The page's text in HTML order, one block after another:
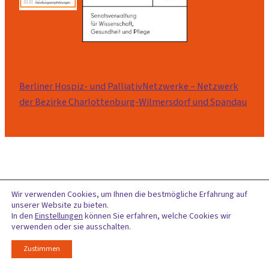
Berliner Hospiz- und PalliativNetzwerke – Netzwerk
der Bezirke Charlottenburg-Wilmersdorf und Spandau
Wir verwenden Cookies, um Ihnen die bestmögliche Erfahrung auf
unserer Website zu bieten.
In den Einstellungenkönnen Sie erfahren, welche Cookies wir
verwenden oder sie ausschalten.
Zustimmen